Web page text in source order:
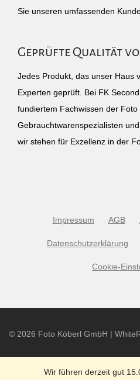
Wir führen derzeit gut
Sie unseren umfassenden
Geprüfte Qualität
Jedes Produkt, das unser Haus
Experten geprüft. Bei FK
fundiertem Fachwissen der Foto
Gebrauchtwarenspezialisten
wir stehen für Exzellenz in der
Impressum AGB
Datenschutzerklärung
Cookie-
© 2026 Foto Köberl GmbH |